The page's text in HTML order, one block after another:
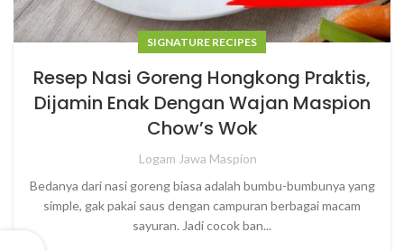
SIGNATURE RECIPES
Resep Nasi Goreng Hongkong Praktis,
Dijamin Enak Dengan Wajan Maspion
Chow’s Wok
Logam Jawa Maspion
Bedanya dari nasi goreng biasa adalah bumbu-bumbunya yang
simple, gak pakai saus dengan campuran berbagai macam
sayuran. Jadi cocok ban...